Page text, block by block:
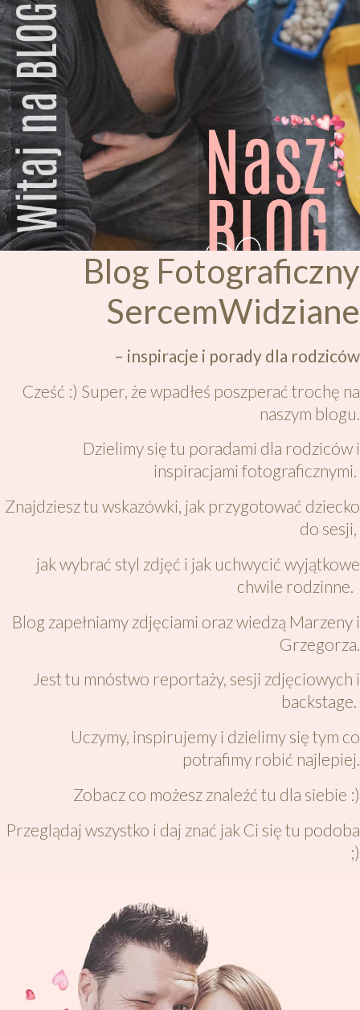
Blog Fotograficzny
SercemWidziane
– inspiracje i porady dla rodziców
Cześć :) Super, że wpadłeś poszperać trochę na
naszym blogu.
Dzielimy się tu poradami dla rodziców i
inspiracjami fotograficznymi.
Znajdziesz tu wskazówki, jak przygotować dziecko
do sesji,
jak wybrać styl zdjęć i jak uchwycić wyjątkowe
chwile rodzinne.
Blog zapełniamy zdjęciami oraz wiedzą Marzeny i
Grzegorza.
Jest tu mnóstwo reportaży, sesji zdjęciowych i
backstage.
Uczymy, inspirujemy i dzielimy się tym co
potrafimy robić najlepiej.
Zobacz co możesz znaleźć tu dla siebie :)
Przeglądaj wszystko i daj znać jak Ci się tu podoba
;)